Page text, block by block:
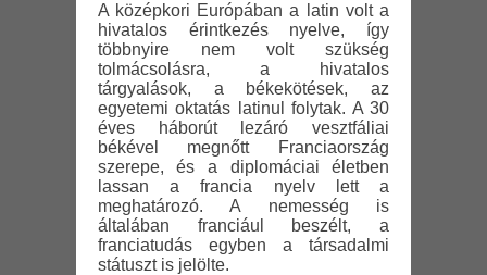
A középkori Európában a latin volt a
hivatalos érintkezés nyelve, így
többnyire nem volt szükség
tolmácsolásra, a hivatalos
tárgyalások, a békekötések, az
egyetemi oktatás latinul folytak. A 30
éves háborút lezáró vesztfáliai
békével megnőtt Franciaország
szerepe, és a diplomáciai életben
lassan a francia nyelv lett a
meghatározó. A nemesség is
általában franciául beszélt, a
franciatudás egyben a társadalmi
státuszt is jelölte.